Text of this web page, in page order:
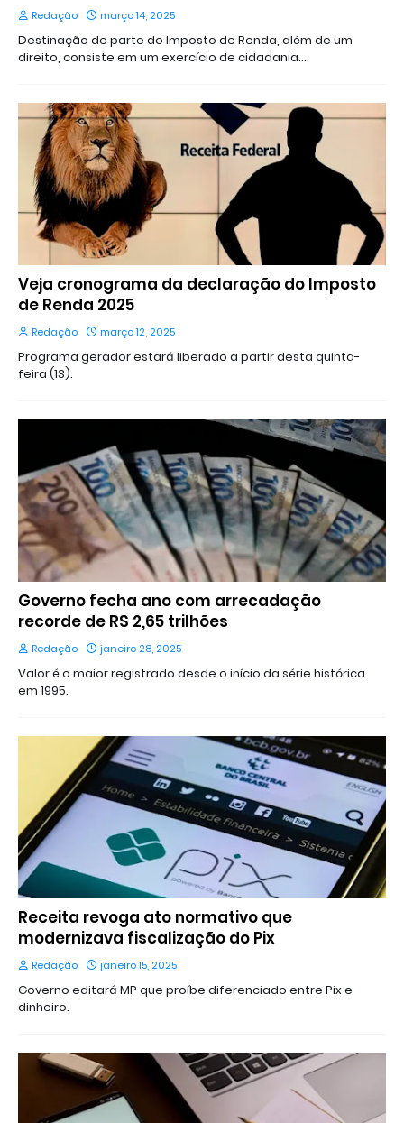
Redação março 14, 2025
Destinação de parte do Imposto de Renda, além de um
direito, consiste em um exercício de cidadania.…
Veja cronograma da declaração do Imposto
de Renda 2025
Redação março 12, 2025
Programa gerador estará liberado a partir desta quinta-
feira (13).
Governo fecha ano com arrecadação
recorde de R$ 2,65 trilhões
Redação janeiro 28, 2025
Valor é o maior registrado desde o início da série histórica
em 1995.
Receita revoga ato normativo que
modernizava fiscalização do Pix
Redação janeiro 15, 2025
Governo editará MP que proíbe diferenciado entre Pix e
dinheiro.